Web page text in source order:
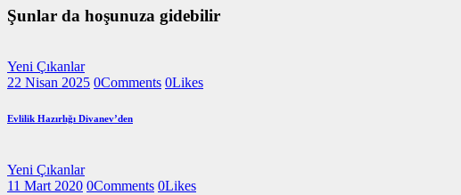
Şunlar da hoşunuza gidebilir
Yeni Çıkanlar
22 Nisan 2025 0Comments 0Likes
Evlilik Hazırlığı Divanev’den
Yeni Çıkanlar
11 Mart 2020 0Comments 0Likes